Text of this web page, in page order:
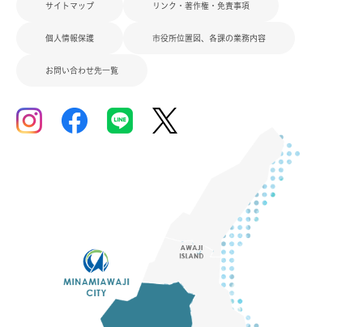
サイトマップ リンク・著作権・免責事項
個人情報保護 市役所位置図、各課の業務内容
お問い合わせ先一覧